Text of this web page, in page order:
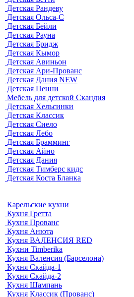
Детская Рандеву
Детская Ольса-С
Детская Бейли
Детская Рауна
Детская Бридж
Детская Кымор
Детская Авиньон
Детская Ари-Прованс
Детская Дания NEW
Детская Пенни
Мебель для детской Скандия
Детская Хельсинки
Детская Классик
Детская Сиело
Детская Лебо
Детская Брамминг
Детская Айно
Детская Дания
Детская Тимберс кидс
Детская Коста Бланка
Карельские кухни
Кухня Гретта
Кухня Прованс
Кухня Анюта
Кухня ВАЛЕНСИЯ RED
Кухни Timberika
Кухня Валенсия (Барселона)
Кухня Скайда-1
Кухня Скайда-2
Кухня Шампань
Кухня Классик (Прованс)